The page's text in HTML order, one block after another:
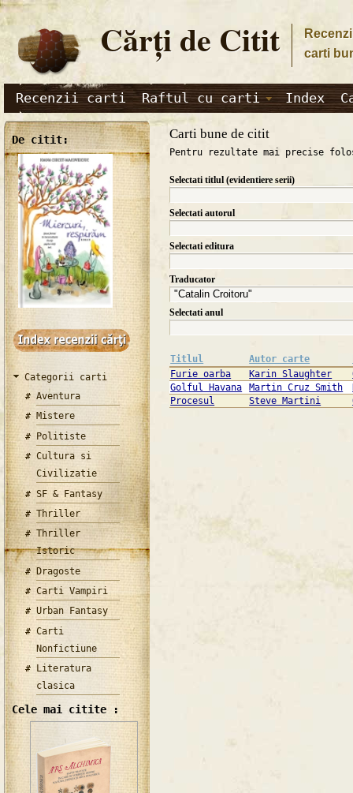
Cărţi de Citit
carti
Recenzii carti Raftul cu carti Index
De citit:
Categorii carti
Aventura
Mistere
Politiste
Cultura si
Civilizatie
SF & Fantasy
Thriller
Thriller
Istoric
Dragoste
Carti Vampiri
Urban Fantasy
Carti
Nonfictiune
Literatura
clasica
Cele mai citite :
Carti bune de citit
Pentru rezultate mai precise
Selectati titlul (evidentiere serii)
Selectati autorul
Selectati editura
Traducator
Selectati anul
Titlul Autor carte
Furie oarba
Karin Slaughter
Golful Havana
Martin Cruz Smith
Procesul
Steve Martini